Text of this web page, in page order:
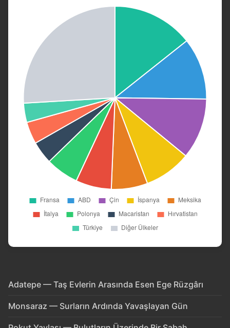
Adatepe — Taş Evlerin Arasında Esen Ege Rüzgârı
Monsaraz — Surların Ardında Yavaşlayan Gün